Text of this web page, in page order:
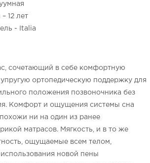
12 лет
- Italia
сочетающий в себе комфортную
ортопедическую поддержку для
положения позвоночника без
Комфорт и ощущения системы сна
ни на один из ранее
матрасов. Мягкость, и в то же
ощущаемые всем телом,
использования новой пены